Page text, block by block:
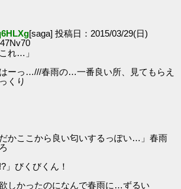
[saga] 投稿日：2015/03/29(日)
れ…」
ーっ…///春雨の…一番良い所、見てもらえ
くり
かここから良い匂いするっぽい…」春雨
」びくびくん！
しかったのになんで春雨に…ずるい